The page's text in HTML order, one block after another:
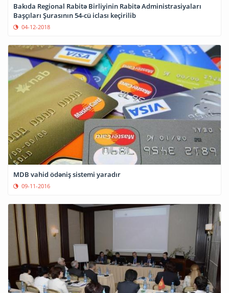
Bakıda Regional Rabitə Birliyinin Rabitə Administrasiyaları
Başçıları Şurasının 54-cü iclası keçirilib
04-12-2018
MDB vahid ödəniş sistemi yaradır
09-11-2016